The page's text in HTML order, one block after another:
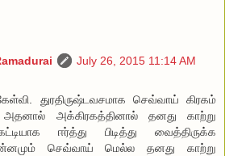
July 26, 2015 11:14 AM
துரதிருஷ்டவசமாக செவ்வாய் கிரகம்
அதனால் அக்கிரகத்தினால் தனது காற்று
ஈர்த்து பிடித்து வைத்திருக்க
செவ்வாய் மெல்ல தனது காற்று